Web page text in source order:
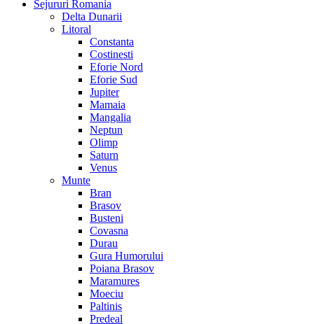
Sejururi Romania
Delta Dunarii
Litoral
Constanta
Costinesti
Eforie Nord
Eforie Sud
Jupiter
Mamaia
Mangalia
Neptun
Olimp
Saturn
Venus
Munte
Bran
Brasov
Busteni
Covasna
Durau
Gura Humorului
Poiana Brasov
Maramures
Moeciu
Paltinis
Predeal